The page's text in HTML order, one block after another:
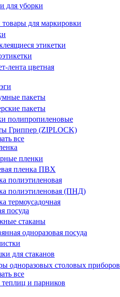
для уборки
для маркировки
этикетки
лента цветная
пакеты
пакеты
полипропиленовые
Гриппер (ZIPLOCK)
все
пленки
пленка ПВХ
полиэтиленовая
полиэтиленовая (ПНД)
термоусадочная
посуда
стаканы
одноразовая посуда
для стаканов
одноразовых столовых приборов
все
и парников